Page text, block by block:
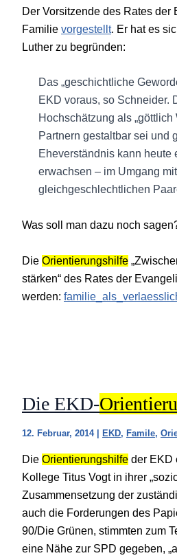
Der Vorsitzende des Rates
Familie vorgestellt. Er hat es
Luther zu begründen:
Das „geschichtliche
EKD voraus, so Schneider.
Hochschätzung als
Partnern gestaltbar sei und
Eheverständnis kann
erwachsen – im Umgang
gleichgeschlechtlichen
Was soll man dazu noch
Die Orientierungshilfe
stärken“ des Rates der
werden:
Die EKD-
12. Februar, 2014 EKD, Famile,
Die Orientierungshilfe der EKD
Kollege Titus Vogt in ihrer
Zusammensetzung der
auch die Forderungen des
90/Die Grünen, stimmten zum
eine Nähe zur SPD gegeben,